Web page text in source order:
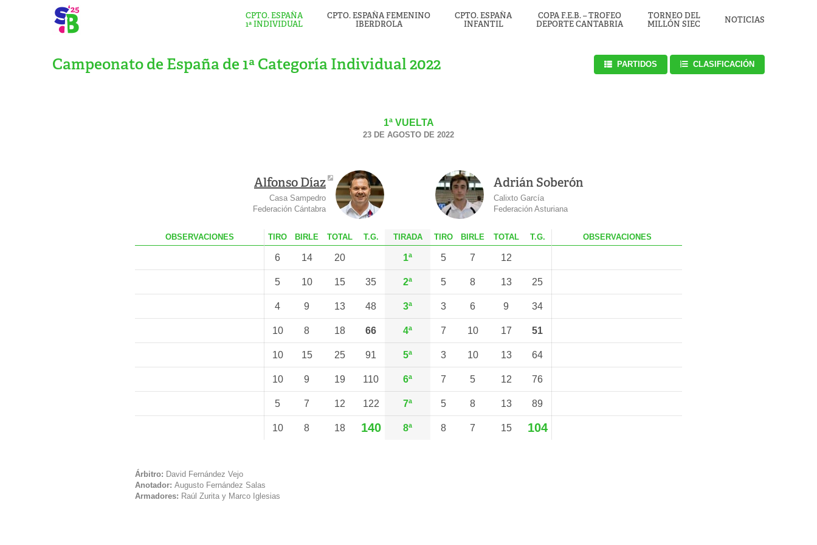
CPTO. ESPAÑA
1ª INDIVIDUAL
CPTO. ESPAÑA FEMENINO
IBERDROLA
CPTO. ESPAÑA
INFANTIL
COPA F.E.B. – TROFEO
DEPORTE CANTABRIA
TORNEO DEL
MILLÓN SIEC
NOTICIAS
Campeonato de España de 1ª Categoría Individual 2022 PARTIDOS CLASIFICACIÓN
1ª VUELTA
23 DE AGOSTO DE 2022
Alfonso Díaz
Casa Sampedro
Federación Cántabra
Adrián Soberón
Calixto García
Federación Asturiana
OBS ERVACIONES T IRO B IRLE TOTAL T.G. TIRADA T IRO B IRLE TOTAL T.G. OBS ERVACIONES
6 14 20 1ª 5 7 12
5 10 15 35 2ª 5 8 13 25
4 9 13 48 3ª 3 6 9 34
10 8 18 66 4ª 7 10 17 51
10 15 25 91 5ª 3 10 13 64
10 9 19 110 6ª 7 5 12 76
5 7 12 122 7ª 5 8 13 89
10 8 18 140 8ª 8 7 15 104
Árbitro: David Fernández Vejo
Anotador: Augusto Fernández Salas
Armadores: Raúl Zurita y Marco Iglesias